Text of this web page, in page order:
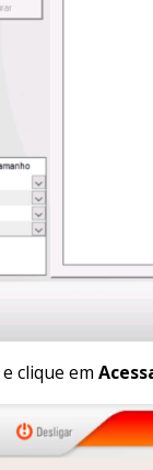
clique em